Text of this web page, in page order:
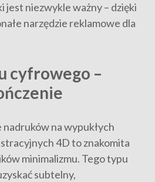
jest niezwykle ważny – dzięki
narzędzie reklamowe dla
cyfrowego –
na wypukłych
4D to znakomita
minimalizmu. Tego typu
subtelny,